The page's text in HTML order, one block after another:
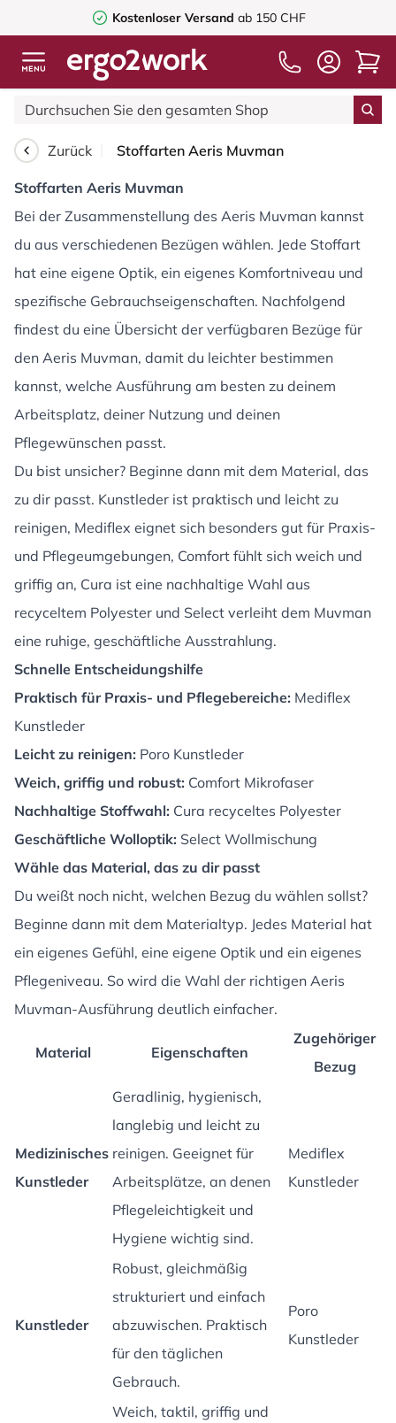
Kostenloser Versand ab 150 CHF
Zurück Stoffarten Aeris Muvman
Stoffarten Aeris Muvman
Bei der Zusammenstellung des Aeris Muvman kannst
du aus verschiedenen Bezügen wählen. Jede Stoffart
hat eine eigene Optik, ein eigenes Komfortniveau und
spezifische Gebrauchseigenschaften. Nachfolgend
findest du eine Übersicht der verfügbaren Bezüge für
den Aeris Muvman, damit du leichter bestimmen
kannst, welche Ausführung am besten zu deinem
Arbeitsplatz, deiner Nutzung und deinen
Pflegewünschen passt.
Du bist unsicher? Beginne dann mit dem Material, das
zu dir passt. Kunstleder ist praktisch und leicht zu
reinigen, Mediflex eignet sich besonders gut für Praxis-
und Pflegeumgebungen, Comfort fühlt sich weich und
griffig an, Cura ist eine nachhaltige Wahl aus
recyceltem Polyester und Select verleiht dem Muvman
eine ruhige, geschäftliche Ausstrahlung.
Schnelle Entscheidungshilfe
Praktisch für Praxis- und Pflegebereiche: Mediflex
Kunstleder
Leicht zu reinigen: Poro Kunstleder
Weich, griffig und robust: Comfort Mikrofaser
Nachhaltige Stoffwahl: Cura recyceltes Polyester
Geschäftliche Wolloptik: Select Wollmischung
Wähle das Material, das zu dir passt
Du weißt noch nicht, welchen Bezug du wählen sollst?
Beginne dann mit dem Materialtyp. Jedes Material hat
ein eigenes Gefühl, eine eigene Optik und ein eigenes
Pflegeniveau. So wird die Wahl der richtigen Aeris
Muvman-Ausführung deutlich einfacher.
Material Eigenschaften
Zugehöriger
Bezug
Medizinisches
Kunstleder
Geradlinig, hygienisch,
langlebig und leicht zu
reinigen. Geeignet für
Arbeitsplätze, an denen
Pflegeleichtigkeit und
Hygiene wichtig sind.
Mediflex
Kunstleder
Kunstleder
Robust, gleichmäßig
strukturiert und einfach
abzuwischen. Praktisch
für den täglichen
Gebrauch.
Poro
Kunstleder
Weich, taktil, griffig und